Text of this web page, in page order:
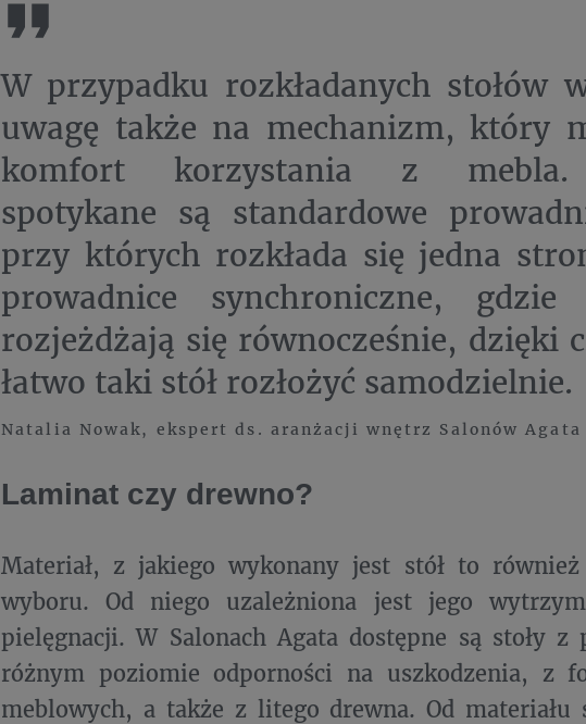
W przypadku rozkładanych stołów
uwagę także na mechanizm, który
komfort korzystania z mebla.
spotykane są standardowe
przy których rozkłada się jedna
prowadnice synchroniczne,
rozjeżdżają się równocześnie, dzięki
łatwo taki stół rozłożyć samodzielnie.
Natalia Nowak, ekspert ds. aranżacji wnętrz Salonów Agata
Laminat czy drewno?
Materiał, z jakiego wykonany jest stół to
wyboru. Od niego uzależniona jest jego
pielęgnacji. W Salonach Agata dostępne są stoły z
różnym poziomie odporności na uszkodzenia, z
meblowych, a także z litego drewna. Od materiału